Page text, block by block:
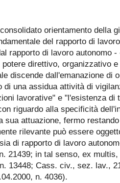
orientamento della
del rapporto di
rapporto di lavoro autonomo
potere direttivo, organizzativo
discende dall'emanazione di
di una assidua attività di
lavorative" e "l'esistenza di
riguardo alla specificità
sua attuazione, fermo
rilevante può essere
di rapporto di lavoro
21439; in tal senso, ex
13448; Cass. civ., sez. lav.,
n. 4036).